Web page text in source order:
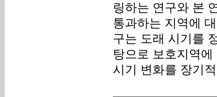
링하는 연구와 본
통과하는 지역에
구는 도래 시기를
탕으로 보호지역
시기 변화를 장기